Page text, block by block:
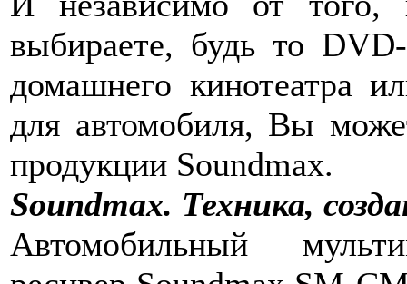
выбираете, будь то
домашнего кинотеатра
для автомобиля, Вы
продукции Soundmax.
Soundmax. Техника,
Автомобильный